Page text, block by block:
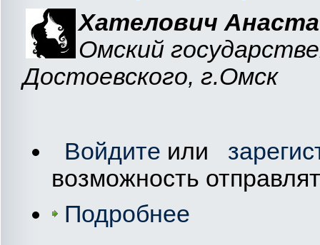
Хателович
Омский
Достоевского, г.Омск
Войдите или
возможность
Подробнее